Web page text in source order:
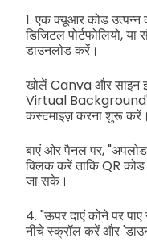
1. एक क्यूआर कोड
डिजिटल पोर्टफोलियो,
डाउनलोड करें।
खोलें Canva और साइन
Virtual
कस्टमाइज़ करना शुरू करें।
बाएं ओर पैनल पर,
क्लिक करें ताकि QR
जा सके।
4. "ऊपर दाएं कोने पर
नीचे स्क्रॉल करें और